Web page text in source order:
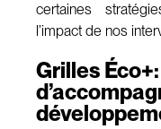
certaines
l’impact de nos
Grilles